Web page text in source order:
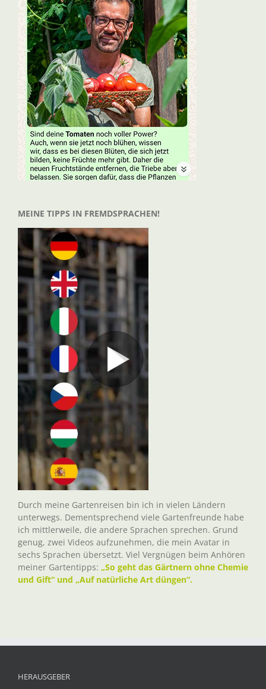
MEINE TIPPS IN FREMDSPRACHEN!
Durch meine Gartenreisen bin ich in vielen Ländern
unterwegs. Dementsprechend viele Gartenfreunde habe
ich mittlerweile, die andere Sprachen sprechen. Grund
genug, zwei Videos aufzunehmen, die mein Avatar in
sechs Sprachen übersetzt. Viel Vergnügen beim Anhören
meiner Gartentipps: „So geht das Gärtnern ohne Chemie
und Gift“ und „Auf natürliche Art düngen“.
HERAUSGEBER